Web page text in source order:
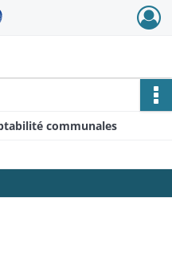
- Colmar
communales